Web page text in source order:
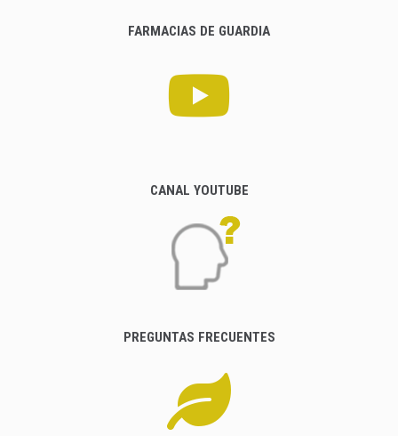
FARMACIAS DE GUARDIA
CANAL YOUTUBE
PREGUNTAS FRECUENTES